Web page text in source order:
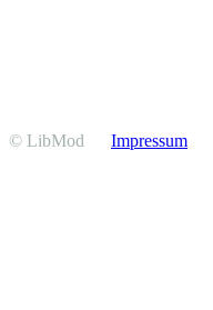
© LibMod Impressum